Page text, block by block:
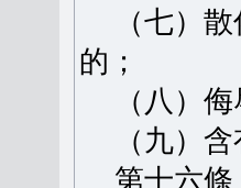
（七）散
的；
（八）侮
（九）含
第十六條